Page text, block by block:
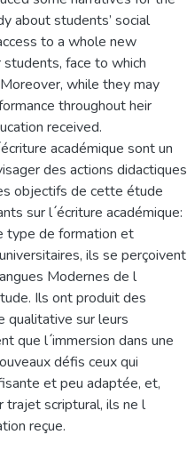
about students’ social
to a whole new
face to which
while they may
throughout heir
received.
académique sont un
des actions didactiques
objectifs de cette étude
sur l ́écriture académique:
type de formation et
ils se perçoivent
Modernes de l
Ils ont produit des
qualitative sur leurs
que l ́immersion dans une
défis ceux qui
et peu adaptée, et,
trajet scriptural, ils ne l
reçue.